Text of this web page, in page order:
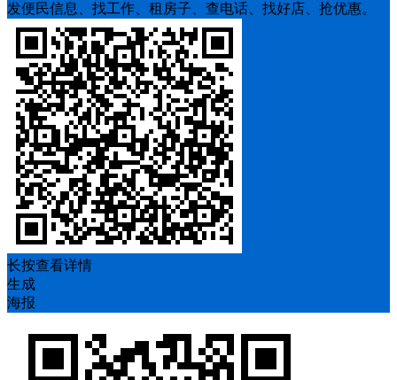
发便民信息、找工作、租房子、查电话、找好店、抢优惠。
长按查看详情
生成
海报